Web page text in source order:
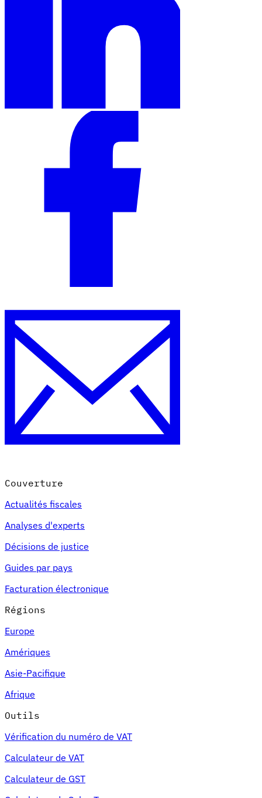
Couverture
Actualités fiscales
Analyses d'experts
Décisions de justice
Guides par pays
Facturation électronique
Régions
Europe
Amériques
Asie-Pacifique
Afrique
Outils
Vérification du numéro de VAT
Calculateur de VAT
Calculateur de GST